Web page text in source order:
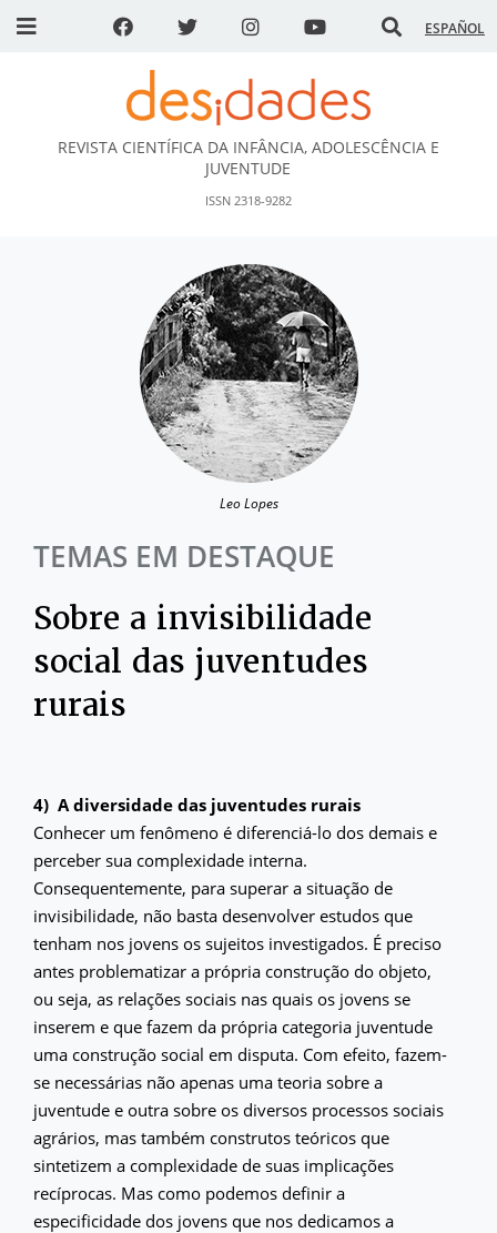
ESPAÑOL
DESidades
REVISTA CIENTÍFICA DA INFÂNCIA, ADOLESCÊNCIA E
JUVENTUDE
ISSN 2318-9282
Leo Lopes
TEMAS EM DESTAQUE
Sobre a invisibilidade
social das juventudes
rurais
4) A diversidade das juventudes rurais
Conhecer um fenômeno é diferenciá-lo dos demais e
perceber sua complexidade interna.
Consequentemente, para superar a situação de
invisibilidade, não basta desenvolver estudos que
tenham nos jovens os sujeitos investigados. É preciso
antes problematizar a própria construção do objeto,
ou seja, as relações sociais nas quais os jovens se
inserem e que fazem da própria categoria juventude
uma construção social em disputa. Com efeito, fazem-
se necessárias não apenas uma teoria sobre a
juventude e outra sobre os diversos processos sociais
agrários, mas também construtos teóricos que
sintetizem a complexidade de suas implicações
recíprocas. Mas como podemos definir a
especificidade dos jovens que nos dedicamos a